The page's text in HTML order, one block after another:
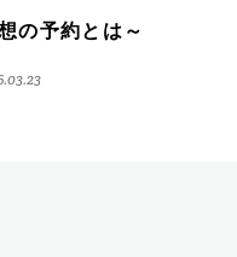
の予約とは～